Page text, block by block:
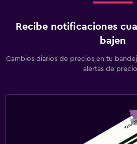
Recibe notificaciones
bajen
Cambios diarios de precios en tu
alertas de